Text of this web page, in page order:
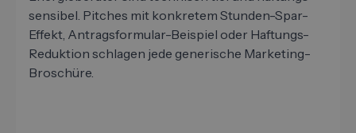
sensibel. Pitches mit konkretem Stunden-Spar-
Effekt, Antragsformular-Beispiel oder Haftungs-
Reduktion schlagen jede generische Marketing-
Broschüre.